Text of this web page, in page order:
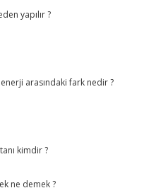
yapılır ?
arasındaki fark nedir ?
kimdir ?
ne demek ?